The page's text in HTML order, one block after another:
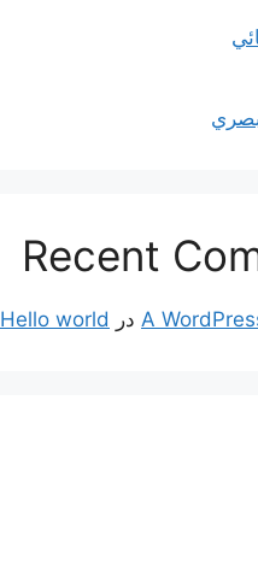
Recent
A در Hello world!